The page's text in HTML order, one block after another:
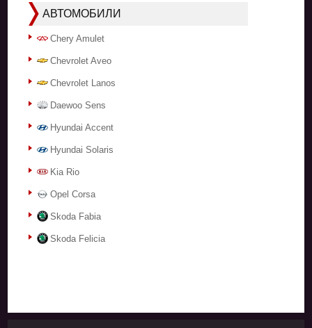
АВТОМОБИЛИ
Chery Amulet
Chevrolet Aveo
Chevrolet Lanos
Daewoo Sens
Hyundai Accent
Hyundai Solaris
Kia Rio
Opel Corsa
Skoda Fabia
Skoda Felicia